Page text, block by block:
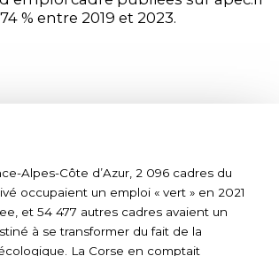
% entre 2019 et 2023.
Alpes-Côte d’Azur, 2 096 cadres du
occupaient un emploi « vert » en 2021
et 54 477 autres cadres avaient un
à se transformer du fait de la
La Corse en comptait